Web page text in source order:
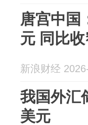
唐宫中国
元 同比
新浪财经
我国外汇
美元